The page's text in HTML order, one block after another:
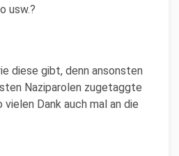
usw.?
diese gibt, denn ansonsten
Naziparolen zugetaggte
Dank auch mal an die